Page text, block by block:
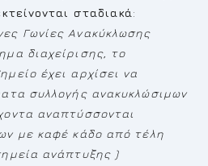
σταδιακά:
Γωνίες Ανακύκλωσης
διαχείρισης, το
έχει αρχίσει να
συλλογής ανακυκλώσιμων
αναπτύσσονται
με καφέ κάδο από τέλη
ανάπτυξης )